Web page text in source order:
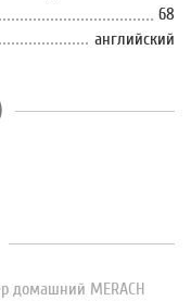
68
английский
домашний MERACH